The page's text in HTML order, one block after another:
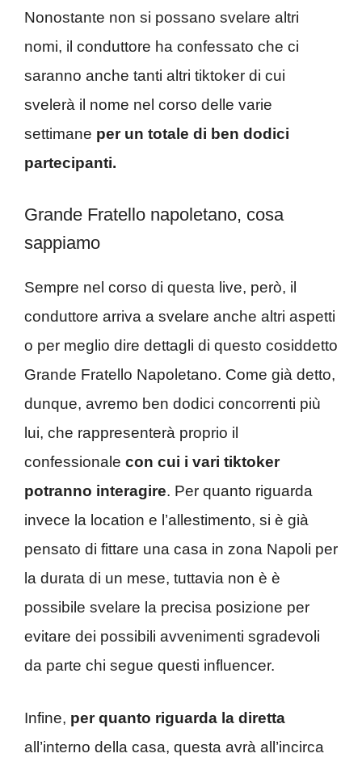
Nonostante non si possano svelare altri
nomi, il conduttore ha confessato che ci
saranno anche tanti altri tiktoker di cui
svelerà il nome nel corso delle varie
settimane per un totale di ben dodici
partecipanti.
Grande Fratello napoletano, cosa
sappiamo
Sempre nel corso di questa live, però, il
conduttore arriva a svelare anche altri aspetti
o per meglio dire dettagli di questo cosiddetto
Grande Fratello Napoletano. Come già detto,
dunque, avremo ben dodici concorrenti più
lui, che rappresenterà proprio il
confessionale con cui i vari tiktoker
potranno interagire. Per quanto riguarda
invece la location e l’allestimento, si è già
pensato di fittare una casa in zona Napoli per
la durata di un mese, tuttavia non è è
possibile svelare la precisa posizione per
evitare dei possibili avvenimenti sgradevoli
da parte chi segue questi influencer.
Infine, per quanto riguarda la diretta
all’interno della casa, questa avrà all’incirca